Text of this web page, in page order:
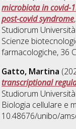
microbiota in covid-
post-covid syndrome
Studiorum
Scienze
farmacologiche, 36
Gatto, Martina
transcriptional
Studiorum
Biologia cellulare e
10.48676/unibo/